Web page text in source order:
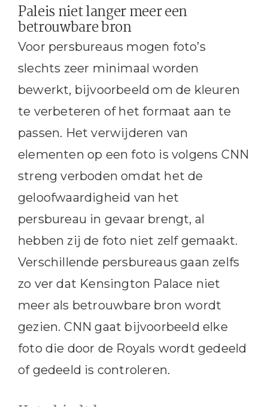
Paleis niet langer meer een
betrouwbare bron
Voor persbureaus mogen foto’s
slechts zeer minimaal worden
bewerkt, bijvoorbeeld om de kleuren
te verbeteren of het formaat aan te
passen. Het verwijderen van
elementen op een foto is volgens CNN
streng verboden omdat het de
geloofwaardigheid van het
persbureau in gevaar brengt, al
hebben zij de foto niet zelf gemaakt.
Verschillende persbureaus gaan zelfs
zo ver dat Kensington Palace niet
meer als betrouwbare bron wordt
gezien. CNN gaat bijvoorbeeld elke
foto die door de Royals wordt gedeeld
of gedeeld is controleren.